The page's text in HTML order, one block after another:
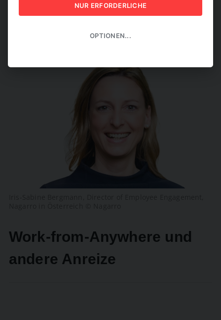
ARBEIT NEU.“
Work-from-Anywhere und
andere Anreize
NUR ERFORDERLICHE
OPTIONEN...